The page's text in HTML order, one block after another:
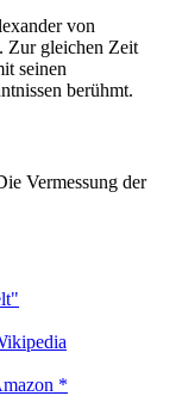
von
Zur gleichen Zeit
seinen
berühmt.
Vermessung der
*